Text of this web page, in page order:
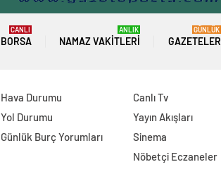
BORSA
CANLI
NAMAZ VAKITLERI
ANLIK
GAZETELER
GÜNLÜK
Hava Durumu
Yol Durumu
Günlük Burç Yorumları
Canlı Tv
Yayın Akışları
Sinema
Nöbetçi Eczaneler